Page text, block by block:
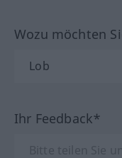
Wozu möchten
Ihr Feedback*